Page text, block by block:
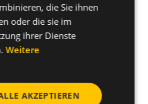
noch weitere
die Sie ihnen
oder die sie im
ihrer Dienste
Weitere
AKZEPTIEREN